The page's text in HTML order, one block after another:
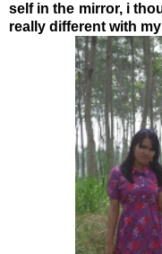
self in the mirror, i
really different with